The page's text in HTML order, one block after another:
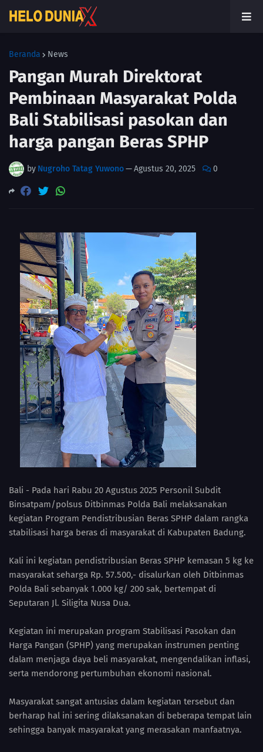
Beranda News
Pangan Murah Direktorat
Pembinaan Masyarakat Polda
Bali Stabilisasi pasokan dan
harga pangan Beras SPHP
by Nugroho Tatag Yuwono—Agustus 20, 2025 0
Bali - Pada hari Rabu 20 Agustus 2025 Personil Subdit
Binsatpam/polsus Ditbinmas Polda Bali melaksanakan
kegiatan Program Pendistribusian Beras SPHP dalam rangka
stabilisasi harga beras di masyarakat di Kabupaten Badung.
Kali ini kegiatan pendistribusian Beras SPHP kemasan 5 kg ke
masyarakat seharga Rp. 57.500,- disalurkan oleh Ditbinmas
Polda Bali sebanyak 1.000 kg/ 200 sak, bertempat di
Seputaran Jl. Siligita Nusa Dua.
Kegiatan ini merupakan program Stabilisasi Pasokan dan
Harga Pangan (SPHP) yang merupakan instrumen penting
dalam menjaga daya beli masyarakat, mengendalikan inflasi,
serta mendorong pertumbuhan ekonomi nasional.
Masyarakat sangat antusias dalam kegiatan tersebut dan
berharap hal ini sering dilaksanakan di beberapa tempat lain
sehingga banyak masyarakat yang merasakan manfaatnya.